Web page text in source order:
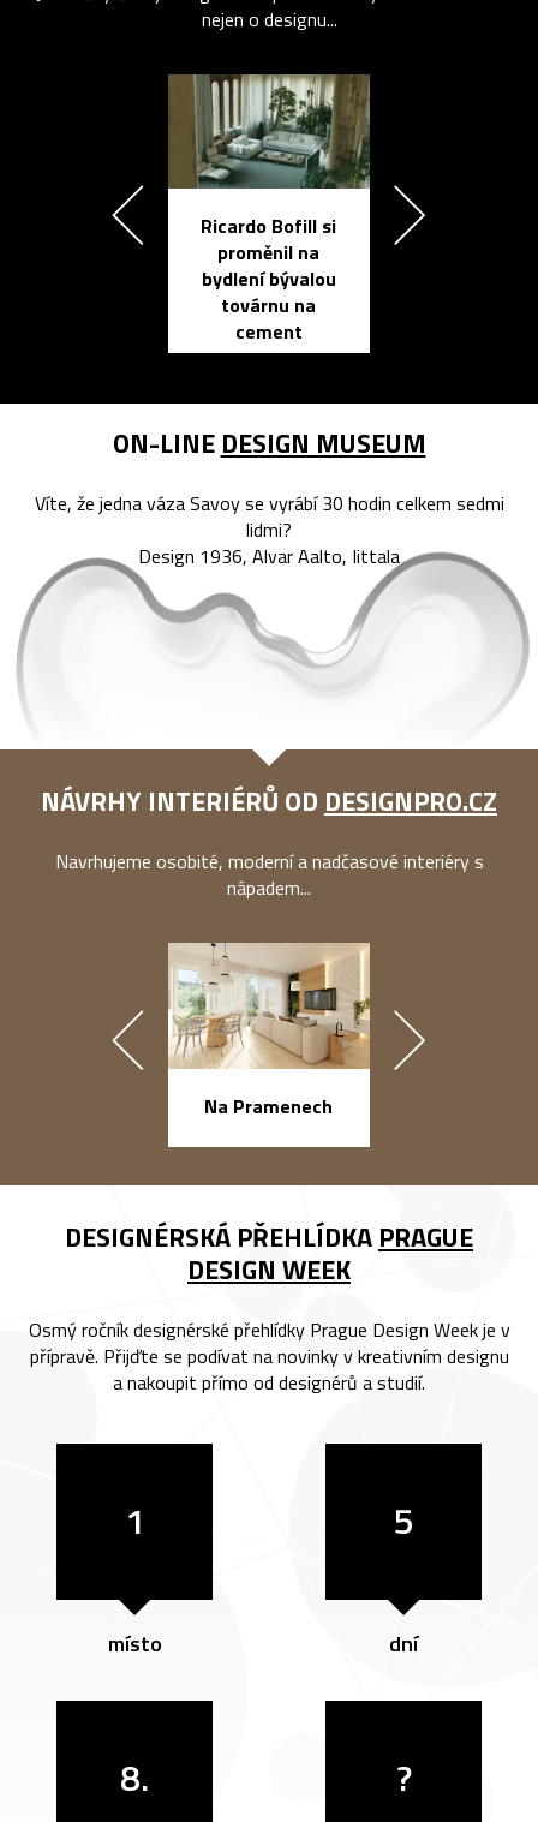
nejen o designu...
Ricardo Bofill si
proměnil na
bydlení bývalou
továrnu na
cement
ON-LINE DESIGN MUSEUM
Víte, že jedna váza Savoy se vyrábí 30 hodin celkem sedmi
lidmi?
Design 1936, Alvar Aalto, Iittala
NÁVRHY INTERIÉRŮ OD DESIGNPRO.CZ
Navrhujeme osobité, moderní a nadčasové interiéry s
nápadem...
Na Pramenech
DESIGNÉRSKÁ PŘEHLÍDKA PRAGUE
DESIGN WEEK
Osmý ročník designérské přehlídky Prague Design Week je v
přípravě. Přijďte se podívat na novinky v kreativním designu
a nakoupit přímo od designérů a studií.
1
místo
5
dní
8. ?